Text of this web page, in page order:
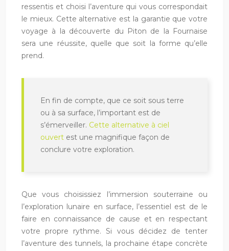
ressentis et choisi l’aventure qui vous correspondait
le mieux. Cette alternative est la garantie que votre
voyage à la découverte du Piton de la Fournaise
sera une réussite, quelle que soit la forme qu’elle
prend.
En fin de compte, que ce soit sous terre
ou à sa surface, l’important est de
s’émerveiller. Cette alternative à ciel
ouvert est une magnifique façon de
conclure votre exploration.
Que vous choisissiez l’immersion souterraine ou
l’exploration lunaire en surface, l’essentiel est de le
faire en connaissance de cause et en respectant
votre propre rythme. Si vous décidez de tenter
l’aventure des tunnels, la prochaine étape concrète